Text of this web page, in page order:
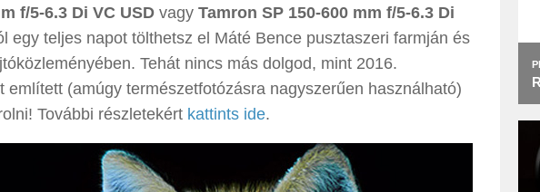
f/5-6.3 Di VC USD vagy Tamron SP 150-600 mm f/5-6.3 Di
egy teljes napot tölthetsz el Máté Bence pusztaszeri farmján és
Tehát nincs más dolgod, mint 2016.
(amúgy természetfotózásra nagyszerűen használható)
További részletekért kattints ide.